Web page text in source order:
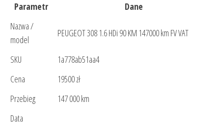
Parametr
Dane
Nazwa /
model
PEUGEOT 308 1.6 HDi 90 KM 147000 km FV VAT
SKU
1a778ab51aa4
Cena
19500 zł
Przebieg
147 000 km
Data